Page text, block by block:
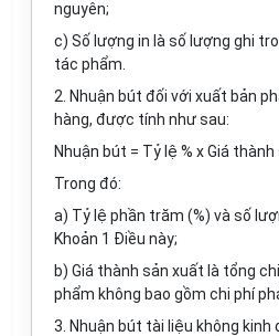
nguyên;
c) Số lượng in là số lượng ghi
tác phẩm.
2. Nhuận bút đối với xuất bản
hàng, được tính như sau:
Nhuận bút = Tỷ lệ % xGiá
Trong đó:
a) Tỷ lệ phần trăm (%) và số
Khoản 1 Điều này;
b) Giá thành sản xuất là tổng
phẩm không bao gồm chi phí
3. Nhuận bút tài liệu không kinh